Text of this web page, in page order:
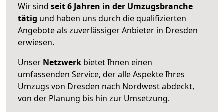
Wir sind seit 6 Jahren in der Umzugsbranche
tätig und haben uns durch die qualifizierten
Angebote als zuverlässiger Anbieter in Dresden
erwiesen.
Unser Netzwerk bietet Ihnen einen
umfassenden Service, der alle Aspekte Ihres
Umzugs von Dresden nach Nordwest abdeckt,
von der Planung bis hin zur Umsetzung.